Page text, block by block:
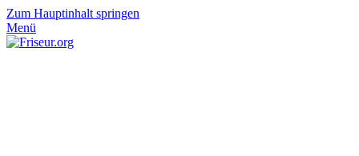
Zum Hauptinhalt springen
Menü